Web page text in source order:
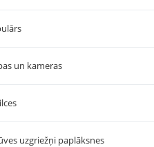
un kameras
uzgriežņi paplāksnes